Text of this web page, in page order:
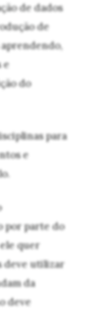
de dados
de
e
do
para
e
por parte do
quer
deve utilizar
da
deve